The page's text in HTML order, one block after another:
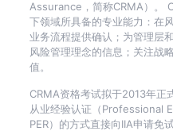
Assurance，简称CRMA）。
下领域所具备的专业能力：在
业务流程提供确认；为管理层
风险管理理念的信息；关注战
值。
CRMA资格考试拟于2013年正
从业经验认证（Professional
PER）的方式直接向IIA申请免